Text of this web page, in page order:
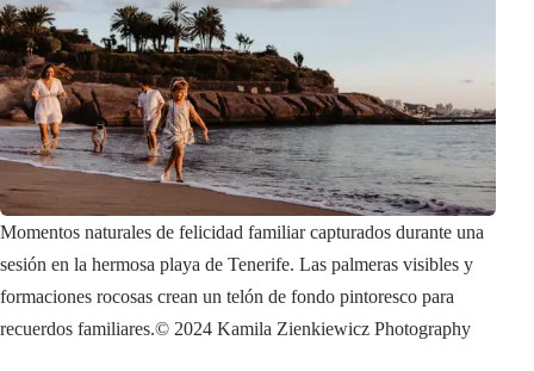
Momentos naturales de felicidad familiar capturados durante una
sesión en la hermosa playa de Tenerife. Las palmeras visibles y
formaciones rocosas crean un telón de fondo pintoresco para
recuerdos familiares.© 2024 Kamila Zienkiewicz Photography